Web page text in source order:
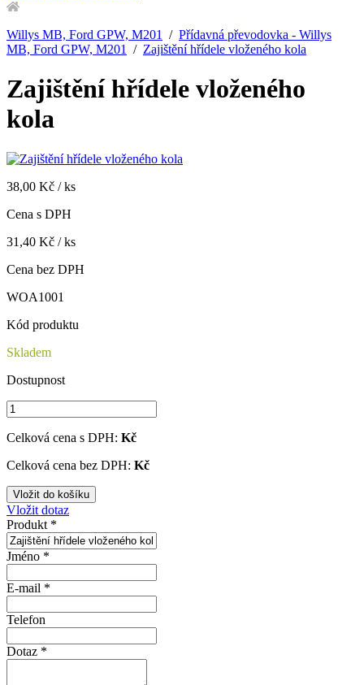
Willys MB, Ford GPW, M201 / Přídavná převodovka - Willys
MB, Ford GPW, M201
/ Zajištění hřídele vloženého kola
Zajištění hřídele vloženého
kola
38,00 Kč / ks
Cena s DPH
31,40 Kč / ks
Cena bez DPH
WOA1001
Kód produktu
Skladem
Dostupnost
Celková cena s DPH: Kč
Celková cena bez DPH: Kč
Vložit dotaz
Produkt *
Jméno *
E-mail *
Telefon
Dotaz *